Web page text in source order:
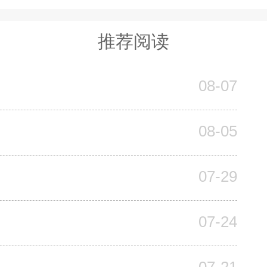
推荐阅读
08-07
08-05
07-29
07-24